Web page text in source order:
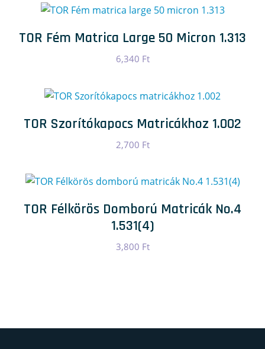
TOR Fém Matrica Large 50 Micron 1.313
6,340 Ft
TOR Szorítókapocs Matricákhoz 1.002
2,700 Ft
TOR Félkörös Domború Matricák No.4
1.531(4)
3,800 Ft